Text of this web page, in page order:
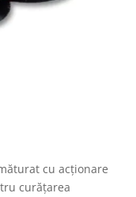
cu acţionare
curățarea